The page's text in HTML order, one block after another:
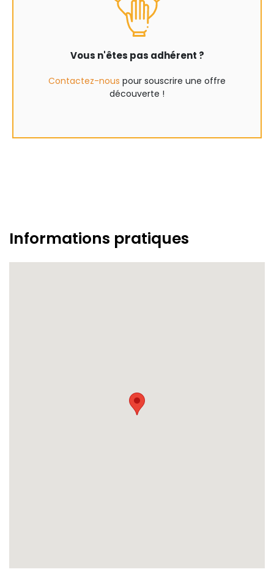
Vous n'êtes pas adhérent ?
Contactez-nous pour souscrire une offre
découverte !
Informations pratiques